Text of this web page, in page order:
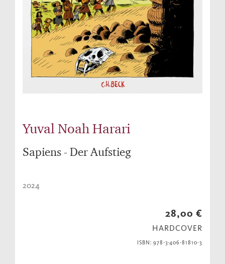
Yuval Noah Harari
Sapiens - Der Aufstieg
2024
28,00 €
HARDCOVER
ISBN: 978-3-406-81810-3